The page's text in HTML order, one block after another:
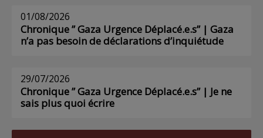
01/08/2026
Chronique ” Gaza Urgence Déplacé.e.s” | Gaza
n’a pas besoin de déclarations d’inquiétude
29/07/2026
Chronique ” Gaza Urgence Déplacé.e.s” | Je ne
sais plus quoi écrire